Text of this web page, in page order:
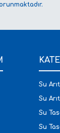
Su
Su
Su
Su